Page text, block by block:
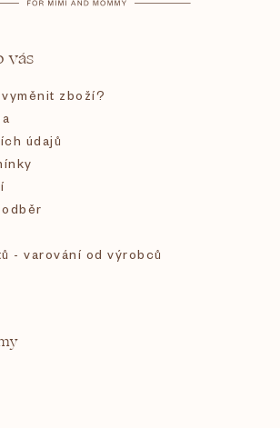
vás
zboží?
údajů
- varování od výrobců